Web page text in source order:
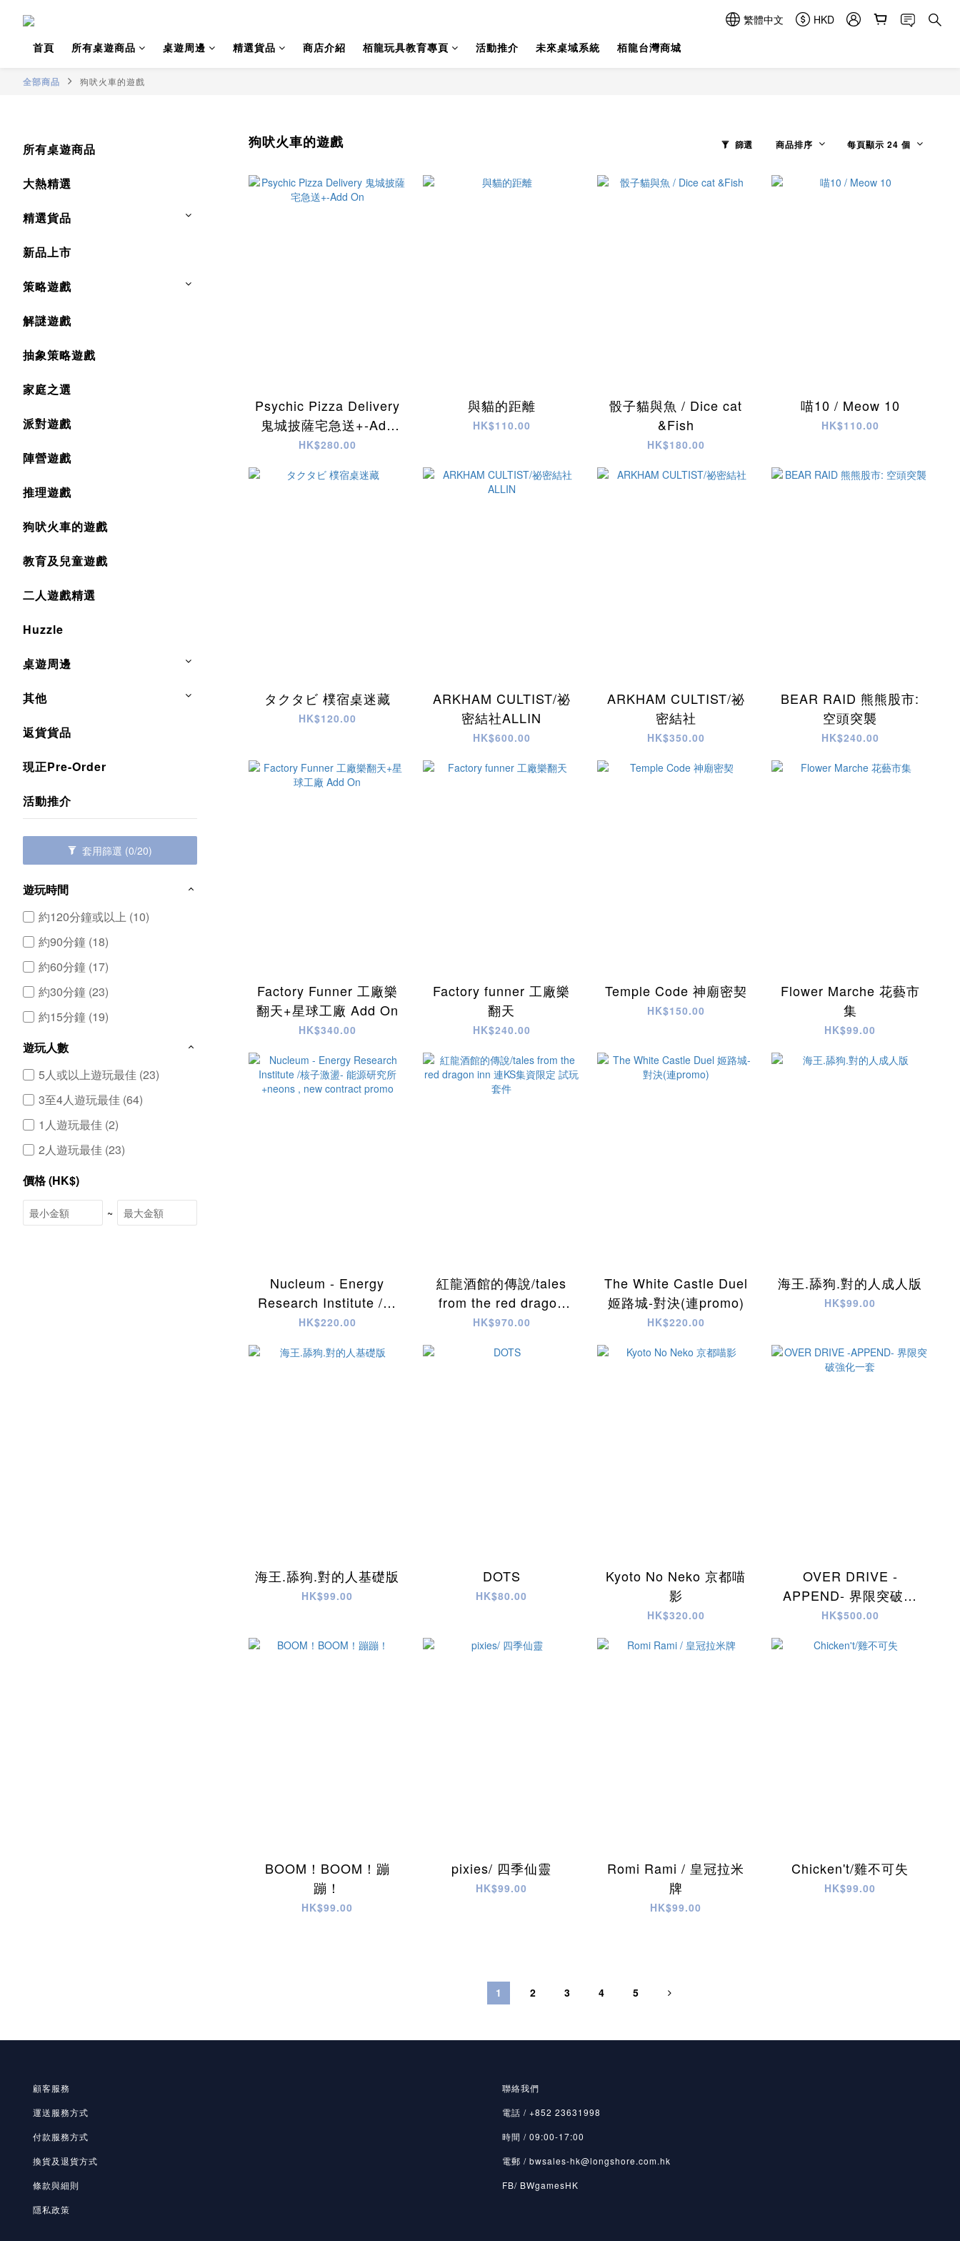
繁體中文
HKD
首頁
所有桌遊商品 桌遊周邊 精選貨品 商店介紹 栢龍玩具教育專頁 活動推介 未來桌域系統 栢龍台灣商城
全部商品 狗吠火車的遊戲
所有桌遊商品
大熱精選
精選貨品
新品上市
策略遊戲
解謎遊戲
抽象策略遊戲
家庭之選
派對遊戲
陣營遊戲
推理遊戲
狗吠火車的遊戲
教育及兒童遊戲
二人遊戲精選
Huzzle
桌遊周邊
其他
返貨貨品
現正Pre-Order
活動推介
套用篩選 (0/20)
遊玩時間
約120分鐘或以上 (10)
約90分鐘 (18)
約60分鐘 (17)
約30分鐘 (23)
約15分鐘 (19)
遊玩人數
5人或以上遊玩最佳 (23)
3至4人遊玩最佳 (64)
1人遊玩最佳 (2)
2人遊玩最佳 (23)
價格 (HK$)
~
狗吠火車的遊戲 篩選 商品排序 每頁顯示 24 個
Psychic Pizza Delivery
鬼城披薩宅急送+-Add
On
HK$280.00
與貓的距離
HK$110.00
骰子貓與魚 / Dice cat
&Fish
HK$180.00
喵10 / Meow 10
HK$110.00
タクタビ 樸宿桌迷藏
HK$120.00
ARKHAM CULTIST/祕
密結社ALLIN
HK$600.00
ARKHAM CULTIST/祕
密結社
HK$350.00
BEAR RAID 熊熊股市:
空頭突襲
HK$240.00
Factory Funner 工廠樂
翻天+星球工廠 Add On
HK$340.00
Factory funner 工廠樂
翻天
HK$240.00
Temple Code 神廟密契
HK$150.00
Flower Marche 花藝市
集
HK$99.00
Nucleum - Energy
Research Institute /核
子激盪- 能源研究所
+neons , new contract
promo
HK$220.00
紅龍酒館的傳說/tales
from the red dragon
inn 連KS集資限定 試玩
HK$970.00
The White Castle Duel
姬路城-對決(連promo)
HK$220.00
海王.舔狗.對的人成人版
HK$99.00
海王.舔狗.對的人基礎版
HK$99.00
DOTS
HK$80.00
Kyoto No Neko 京都喵
影
HK$320.00
OVER DRIVE -
APPEND- 界限突破強
化一套
HK$500.00
BOOM！BOOM！蹦
蹦！
HK$99.00
pixies/ 四季仙靈
HK$99.00
Romi Rami / 皇冠拉米
牌
HK$99.00
Chicken't/雞不可失
HK$99.00
1 2 3 4 5
顧客服務
運送服務方式
付款服務方式
換貨及退貨方式
條款與細則
隱私政策
聯絡我們
電話 / +852 23631998
時間 / 09:00-17:00
電郵 / bwsales-hk@longshore.com.hk
FB/ BWgamesHK